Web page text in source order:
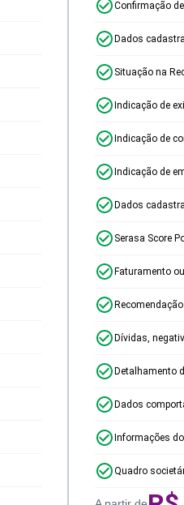
Confirmação
Dados
Situação na
Indicação de
Indicação de
Indicação de
Dados
Serasa Score
Faturamento
Dívidas,
Detalhamento
Dados
Informações do
Quadro